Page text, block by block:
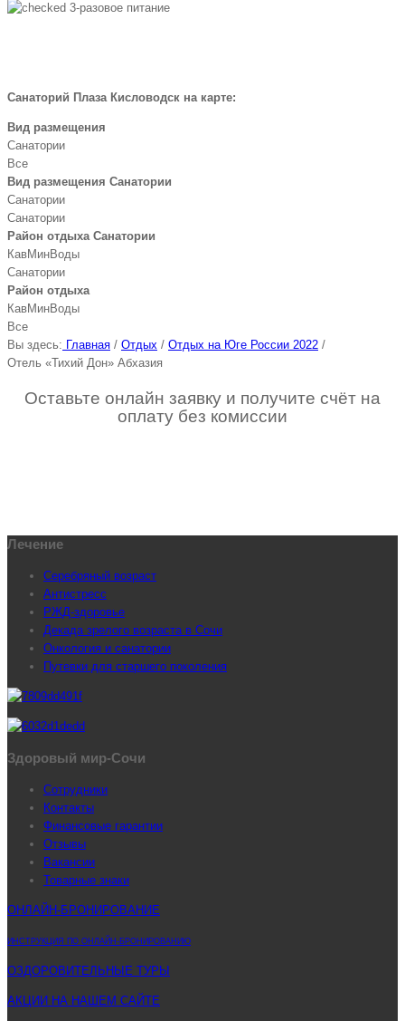
3-разовое питание
Санаторий Плаза Кисловодск на карте:
Вид размещения
Санатории
Все
Вид размещения Санатории
Санатории
Санатории
Район отдыха Санатории
КавМинВоды
Санатории
Район отдыха
КавМинВоды
Все
Вы здесь: Главная / Отдых / Отдых на Юге России 2022 /
Отель «Тихий Дон» Абхазия
Оставьте онлайн заявку и получите счёт на
оплату без комиссии
Лечение
Серебряный возраст
Антистресс
РЖД-здоровье
Декада зрелого возраста в Сочи
Онкология и санатории
Путевки для старшего поколения
Здоровый мир-Сочи
Сотрудники
Контакты
Финансовые гарантии
Отзывы
Вакансии
Товарные знаки
ОНЛАЙН-БРОНИРОВАНИЕ
ИНСТРУКЦИЯ ПО ОНЛАЙН-БРОНИРОВАНИЮ
ОЗДОРОВИТЕЛЬНЫЕ ТУРЫ
АКЦИИ НА НАШЕМ САЙТЕ